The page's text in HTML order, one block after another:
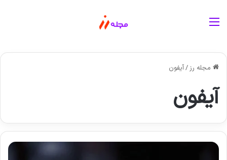
مجله رز/آیفون
آیفون